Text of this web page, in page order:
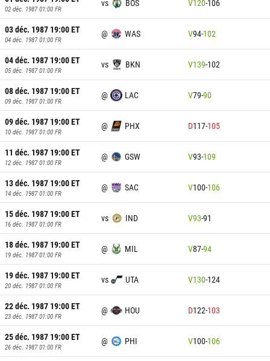
02 déc. 1987 01:00 FR
vs BOS V120-106
03 déc. 1987 19:00ET
04 déc. 1987 01:00 FR
@ WAS V94-102
04 déc. 1987 19:00ET
05 déc. 1987 01:00 FR
vs BKN V139-102
08 déc. 1987 19:00ET
09 déc. 1987 01:00 FR
@ LAC V79-90
09 déc. 1987 19:00ET
10 déc. 1987 01:00 FR
@ PHX D117-105
11 déc. 1987 19:00ET
12 déc. 1987 01:00 FR
@ GSW V93-109
13 déc. 1987 19:00ET
14 déc. 1987 01:00 FR
@ SAC V100-106
15 déc. 1987 19:00ET
16 déc. 1987 01:00 FR
vs IND V93-91
18 déc. 1987 19:00ET
19 déc. 1987 01:00 FR
@ MIL V87-94
19 déc. 1987 19:00ET
20 déc. 1987 01:00 FR
vs UTA V130-124
22 déc. 1987 19:00ET
23 déc. 1987 01:00 FR
@ HOU D122-103
25 déc. 1987 19:00ET
26 déc. 1987 01:00 FR
@ PHI V100-106